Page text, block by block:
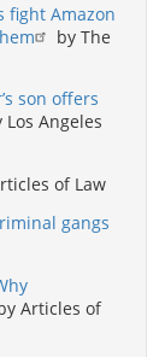
fight Amazon
by The
son offers
Los Angeles
of Law
gangs
Articles of